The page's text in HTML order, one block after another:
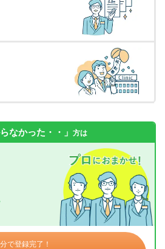
なかった・・」 方は
で登録完了！